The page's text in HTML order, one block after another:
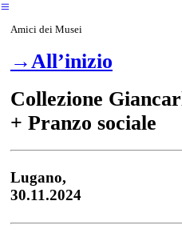
︎
Amici dei Musei
→All’inizio
Collezione
+ Pranzo sociale
Lugano,
30.11.2024